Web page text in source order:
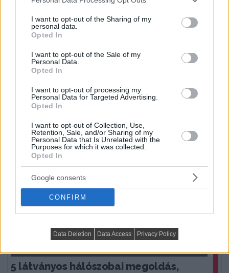
not limited to your visit or usage behaviour. You may click to
grant or deny consent to Google and its third-party tags to
use your data for below specified purposes in below Google
consent section.
I want to opt-out of the Sharing of my
personal data.
Opted In
I want to opt-out of the Sale of my
Personal Data.
Opted In
I want to opt-out of processing my
Personal Data for Targeted Advertising.
Opted In
I want to opt-out of Collection, Use,
Retention, Sale, and/or Sharing of my
Personal Data that Is Unrelated with the
Purposes for which it was collected.
Opted In
Google consents
CONFIRM
Data Deletion Data Access Privacy Policy
alakították ki, akik egy visszafogott, semleges enteriőr...
PRAKTIKUS LAKBERENDEZÉSI ÖTLETEK, TIPPEK, TANÁCSOK
5 látványos hálószobai megoldás,